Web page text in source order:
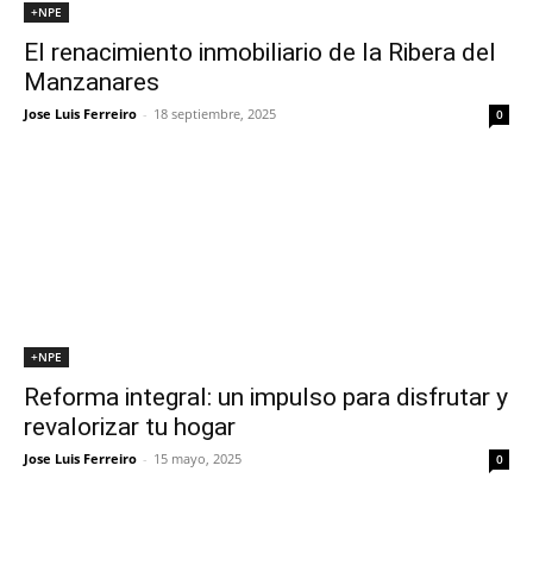
+NPE
El renacimiento inmobiliario de la Ribera del
Manzanares
Jose Luis Ferreiro - 18 septiembre, 2025 0
+NPE
Reforma integral: un impulso para disfrutar y
revalorizar tu hogar
Jose Luis Ferreiro - 15 mayo, 2025 0